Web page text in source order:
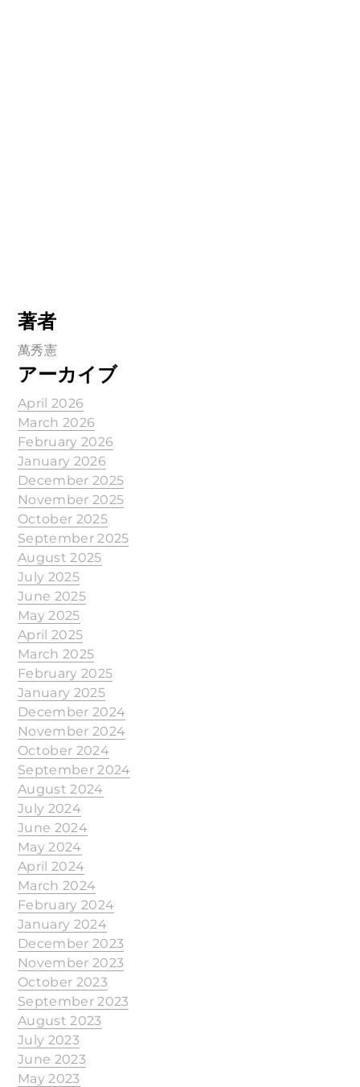
著者
萬秀憲
アーカイブ
April 2026
March 2026
February 2026
January 2026
December 2025
November 2025
October 2025
September 2025
August 2025
July 2025
June 2025
May 2025
April 2025
March 2025
February 2025
January 2025
December 2024
November 2024
October 2024
September 2024
August 2024
July 2024
June 2024
May 2024
April 2024
March 2024
February 2024
January 2024
December 2023
November 2023
October 2023
September 2023
August 2023
July 2023
June 2023
May 2023